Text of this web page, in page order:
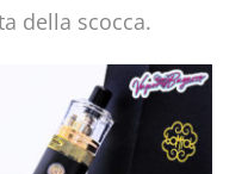
della scocca.